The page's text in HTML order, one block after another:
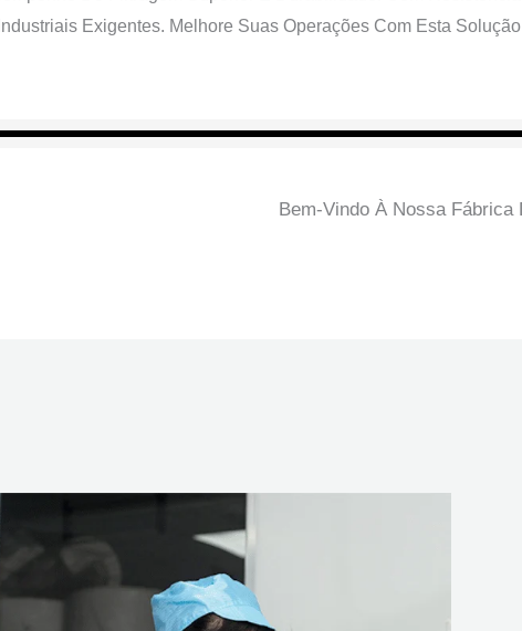
Industriais Exigentes. Melhore Suas Operações Com Esta
Bem-Vindo À Nossa